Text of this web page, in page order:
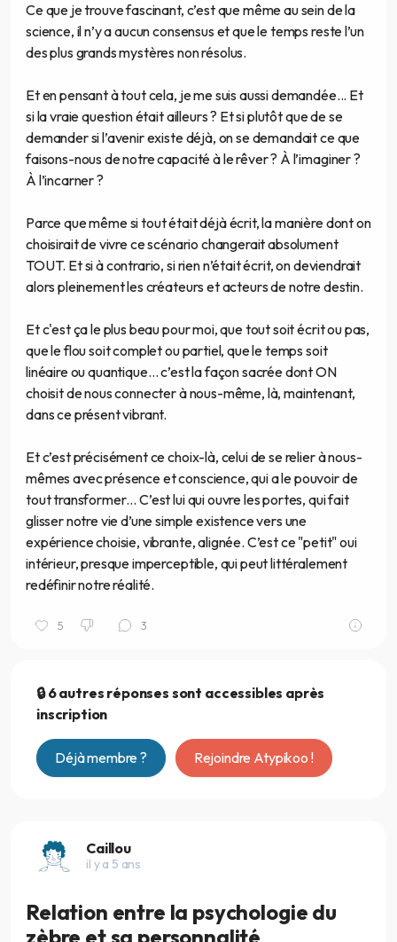
Ce que je trouve fascinant, c’est que même au sein de la
science, il n’y a aucun consensus et que le temps reste l’un
des plus grands mystères non résolus.
Et en pensant à tout cela, je me suis aussi demandée... Et
si la vraie question était ailleurs ? Et si plutôt que de se
demander si l’avenir existe déjà, on se demandait ce que
faisons-nous de notre capacité à le rêver ? À l’imaginer ?
À l’incarner ?
Parce que même si tout était déjà écrit, la manière dont on
choisirait de vivre ce scénario changerait absolument
TOUT. Et si à contrario, si rien n’était écrit, on deviendrait
alors pleinement les créateurs et acteurs de notre destin.
Et c'est ça le plus beau pour moi, que tout soit écrit ou pas,
que le flou soit complet ou partiel, que le temps soit
linéaire ou quantique… c’est la façon sacrée dont ON
choisit de nous connecter à nous-même, là, maintenant,
dans ce présent vibrant.
Et c’est précisément ce choix-là, celui de se relier à nous-
mêmes avec présence et conscience, qui a le pouvoir de
tout transformer… C’est lui qui ouvre les portes, qui fait
glisser notre vie d’une simple existence vers une
expérience choisie, vibrante, alignée. C’est ce "petit" oui
intérieur, presque imperceptible, qui peut littéralement
redéfinir notre réalité.
5 3
🔒 6 autres réponses sont accessibles après
inscription
Déjà membre ? Rejoindre Atypikoo !
Caillou
il y a 5 ans
Relation entre la psychologie du